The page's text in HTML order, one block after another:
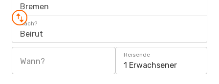
Bremen
Nach?
Beirut
Wann?
Reisende
1 Erwachsener